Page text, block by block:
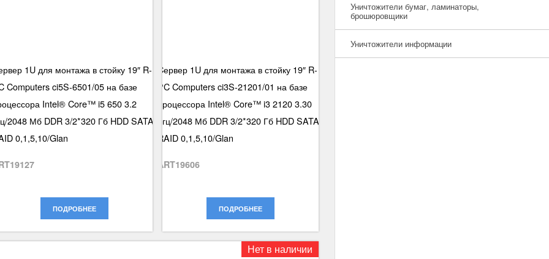
Уничтожители бумаг, ламинаторы,
брошюровщики
Уничтожители информации
1U для монтажа в стойку 19″ R-
Computers ci5S-6501/05 на базе
Intel® Core™ i5 650 3.2
2048 Мб DDR 3/2*320 Гб HDD SATA
0,1,5,10/Glan
ПОДРОБНЕЕ
Cервер 1U для монтажа в стойку 19″ R-
PC Computers ci3S-21201/01 на базе
процессора Intel® Core™ i3 2120 3.30
Ггц/2048 Мб DDR 3/2*320 Гб HDD SATA
RAID 0,1,5,10/Glan
ART19606
ПОДРОБНЕЕ
Нет в наличии